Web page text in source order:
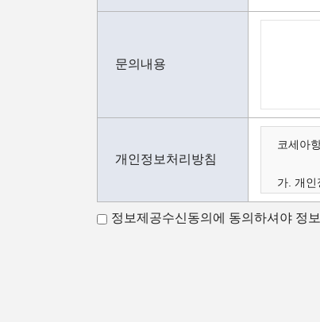
문의내용
개인정보처리방침
코세아
가. 개인
나. 수집
다. 개인
- 홈페
- 과정
정보제공수신동의에 동의하셔야 정